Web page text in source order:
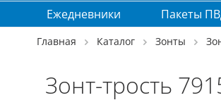
Ежедневники
Пакеты
Главная Каталог Зонты
Зонт-трость